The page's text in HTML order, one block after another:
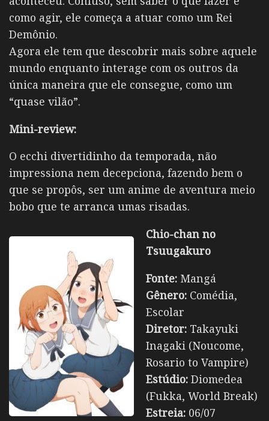
como agir, ele começa a atuar como um Rei
Demônio.
Agora ele tem que descobrir mais sobre aquele
mundo enquanto interage com os outros da
única maneira que ele consegue, como um
“quase vilão”.
Mini-review:
O ecchi divertidinho da temporada, não
impressiona nem decepciona, fazendo bem o
que se propôs, ser um anime de aventura meio
bobo que te arranca umas risadas.
Chio-chan no
Tsuugakuro
Fonte: Mangá
Gênero: Comédia,
Escolar
Diretor: Takayuki
Inagaki (Noucome,
Rosario to Vampire)
Estúdio: Diomedea
(Fukka, World Break)
Estreia: 06/07